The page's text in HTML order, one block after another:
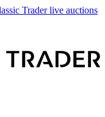
Trader live auctions